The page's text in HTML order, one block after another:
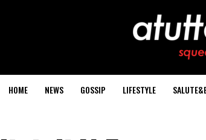
HOME NEWS GOSSIP LIFESTYLE